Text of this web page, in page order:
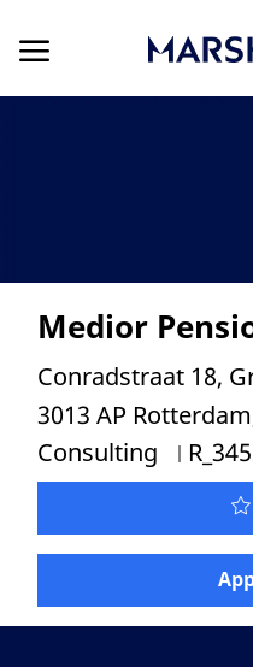
Medior
Location
Conradstraat 18,
3013 AP
Consulting Job Id